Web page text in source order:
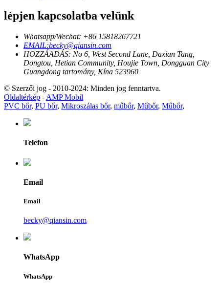
lépjen kapcsolatba velünk
Whatsapp/Wechat: +86 15818267721
EMAIL:becky@qiansin.com
HOZZÁADÁS: No 6, West Second Lane, Daxian Tang,
Dongtou, Hetian Community, Houjie Town, Dongguan City
Guangdong tartomány, Kína 523960
© Szerzői jog - 2010-2024: Minden jog fenntartva.
Oldaltérkép - AMP Mobil
PVC bőr, PU bőr, Mikroszálas bőr, műbőr, Műbőr, Műbőr,
Telefon
Email
Email
becky@qiansin.com
WhatsApp
WhatsApp